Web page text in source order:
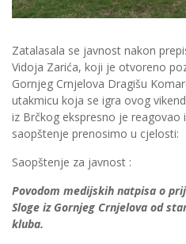
Zatalasala se javnost nakon
Vidoja Zarića, koji je otvoreno
Gornjeg Crnjelova Dragišu
utakmicu koja se igra ovog
iz Brčkog ekspresno je reagovao
saopštenje prenosimo u cjelosti:
Saopštenje za javnost :
Povodom medijskih natpisa o
Sloge iz Gornjeg Crnjelova od
kluba.